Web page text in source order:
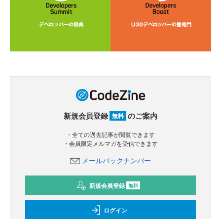
新規会員登録 無料 のご案内
・全ての過去記事が閲覧できます
・会員限定メルマガを受信できます
メールバックナンバー
新規会員登録 無料
ログイン